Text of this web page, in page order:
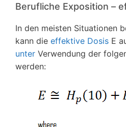
Berufliche Exposition –
In den meisten Situationen
kann die effektive Dosis E
unter Verwendung der
werden: